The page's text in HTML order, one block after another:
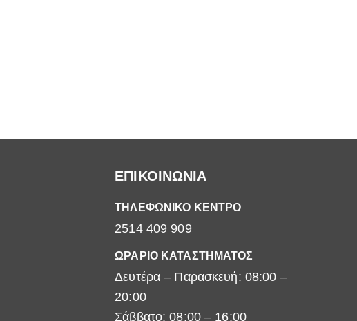
ΕΠΙΚΟΙΝΩΝΙΑ
ΤΗΛΕΦΩΝΙΚΟ ΚΕΝΤΡΟ
2514 409 909
ΩΡΑΡΙΟ ΚΑΤΑΣΤΗΜΑΤΟΣ
Δευτέρα – Παρασκευή: 08:00 –
20:00
Σάββατο: 08:00 – 16:00